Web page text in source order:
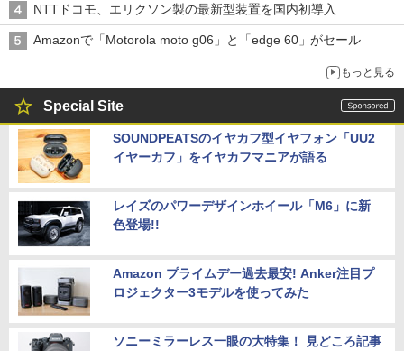
NTTドコモ、エリクソン製の最新型装置を国内初導入
Amazonで「Motorola moto g06」と「edge 60」がセール
もっと見る
Special Site
SOUNDPEATSのイヤカフ型イヤフォン「UU2
イヤーカフ」をイヤカフマニアが語る
レイズのパワーデザインホイール「M6」に新
色登場!!
Amazon プライムデー過去最安! Anker注目プ
ロジェクター3モデルを使ってみた
ソニーミラーレス一眼の大特集！ 見どころ記事